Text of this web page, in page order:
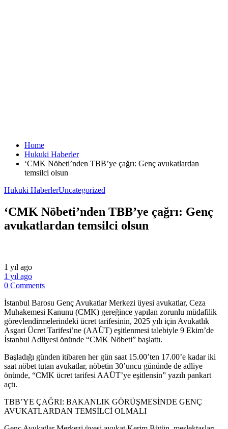
Home
Hukuki Haberler
‘CMK Nöbeti’nden TBB’ye çağrı: Genç avukatlardan
temsilci olsun
Hukuki HaberlerUncategorized
‘CMK Nöbeti’nden TBB’ye çağrı: Genç
avukatlardan temsilci olsun
1 yıl ago
1 yıl ago
0 Comments
İstanbul Barosu Genç Avukatlar Merkezi üyesi avukatlar, Ceza
Muhakemesi Kanunu (CMK) gereğince yapılan zorunlu müdafilik
görevlendirmelerindeki ücret tarifesinin, 2025 yılı için Avukatlık
Asgari Ücret Tarifesi’ne (AAÜT) eşitlenmesi talebiyle 9 Ekim’de
İstanbul Adliyesi önünde “CMK Nöbeti” başlattı.
Başladığı günden itibaren her gün saat 15.00’ten 17.00’e kadar iki
saat nöbet tutan avukatlar, nöbetin 30’uncu gününde de adliye
önünde, “CMK ücret tarifesi AAÜT’ye eşitlensin” yazılı pankart
açtı.
TBB’YE ÇAĞRI: BAKANLIK GÖRÜŞMESİNDE GENÇ
AVUKATLARDAN TEMSİLCİ OLMALI